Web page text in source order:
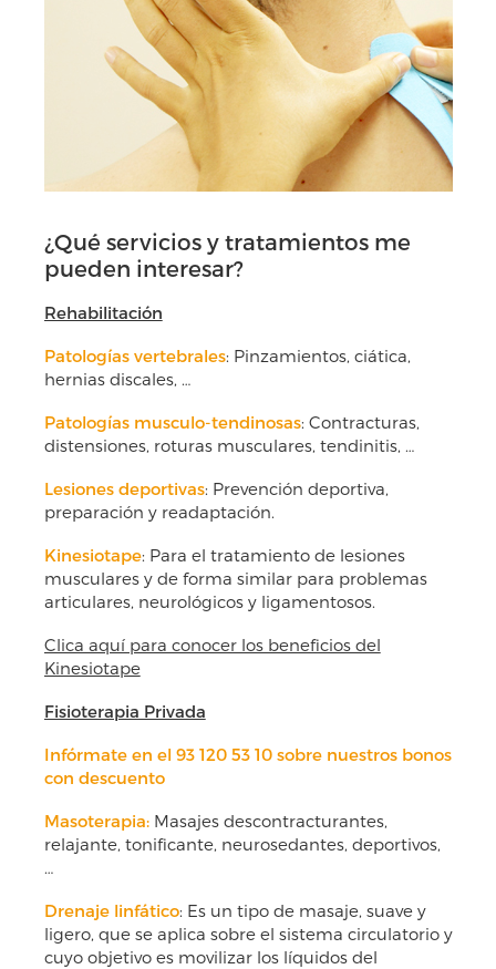
¿Qué servicios y tratamientos me
pueden interesar?
Rehabilitación
Patologías vertebrales: Pinzamientos, ciática,
hernias discales, …
Patologías musculo-tendinosas: Contracturas,
distensiones, roturas musculares, tendinitis, …
Lesiones deportivas: Prevención deportiva,
preparación y readaptación.
Kinesiotape: Para el tratamiento de lesiones
musculares y de forma similar para problemas
articulares, neurológicos y ligamentosos.
Clica aquí para conocer los beneficios del
Kinesiotape
Fisioterapia Privada
Infórmate en el 93 120 53 10 sobre nuestros bonos
con descuento
Masoterapia:Masajes descontracturantes,
relajante, tonificante, neurosedantes, deportivos,
…
Drenaje linfático: Es un tipo de masaje, suave y
ligero, que se aplica sobre el sistema circulatorio y
cuyo objetivo es movilizar los líquidos del